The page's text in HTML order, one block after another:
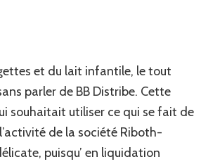
et du lait infantile, le tout
parler de BB Distribe. Cette
souhaitait utiliser ce qui se fait de
de la société Riboth-
puisqu’ en liquidation